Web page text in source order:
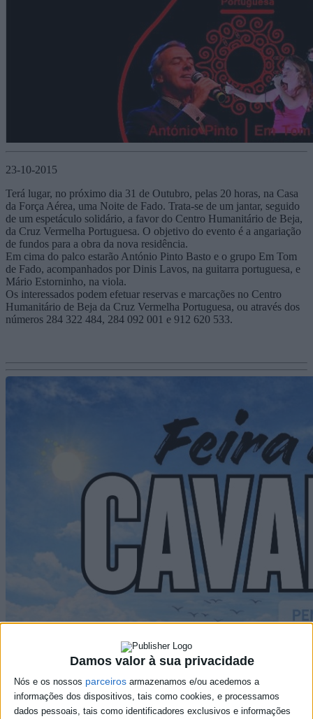
Damos valor à sua privacidade
Nós e os nossos parceiros armazenamos e/ou acedemos a
informações dos dispositivos, tais como cookies, e processamos
dados pessoais, tais como identificadores exclusivos e informações
23-10-2015
Terá lugar, no próximo dia 31 de Outubro, pelas 20 horas, na Casa
da Força Aérea, uma Noite de Fado. Trata-se de um jantar, seguido
de um espetáculo solidário, a favor do Centro Humanitário de Beja,
da Cruz Vermelha Portuguesa. O objetivo do evento é a angariação
de fundos para a obra da nova residência.
Em cima do palco estarão António Pinto Basto e o grupo Em Tom
de Fado, acompanhados por Dinis Lavos, na guitarra portuguesa, e
Mário Estorninho, na viola.
Os interessados podem efetuar reservas e marcações no Centro
Humanitário de Beja da Cruz Vermelha Portuguesa, ou através dos
números 284 322 484, 284 092 001 e 912 620 533.